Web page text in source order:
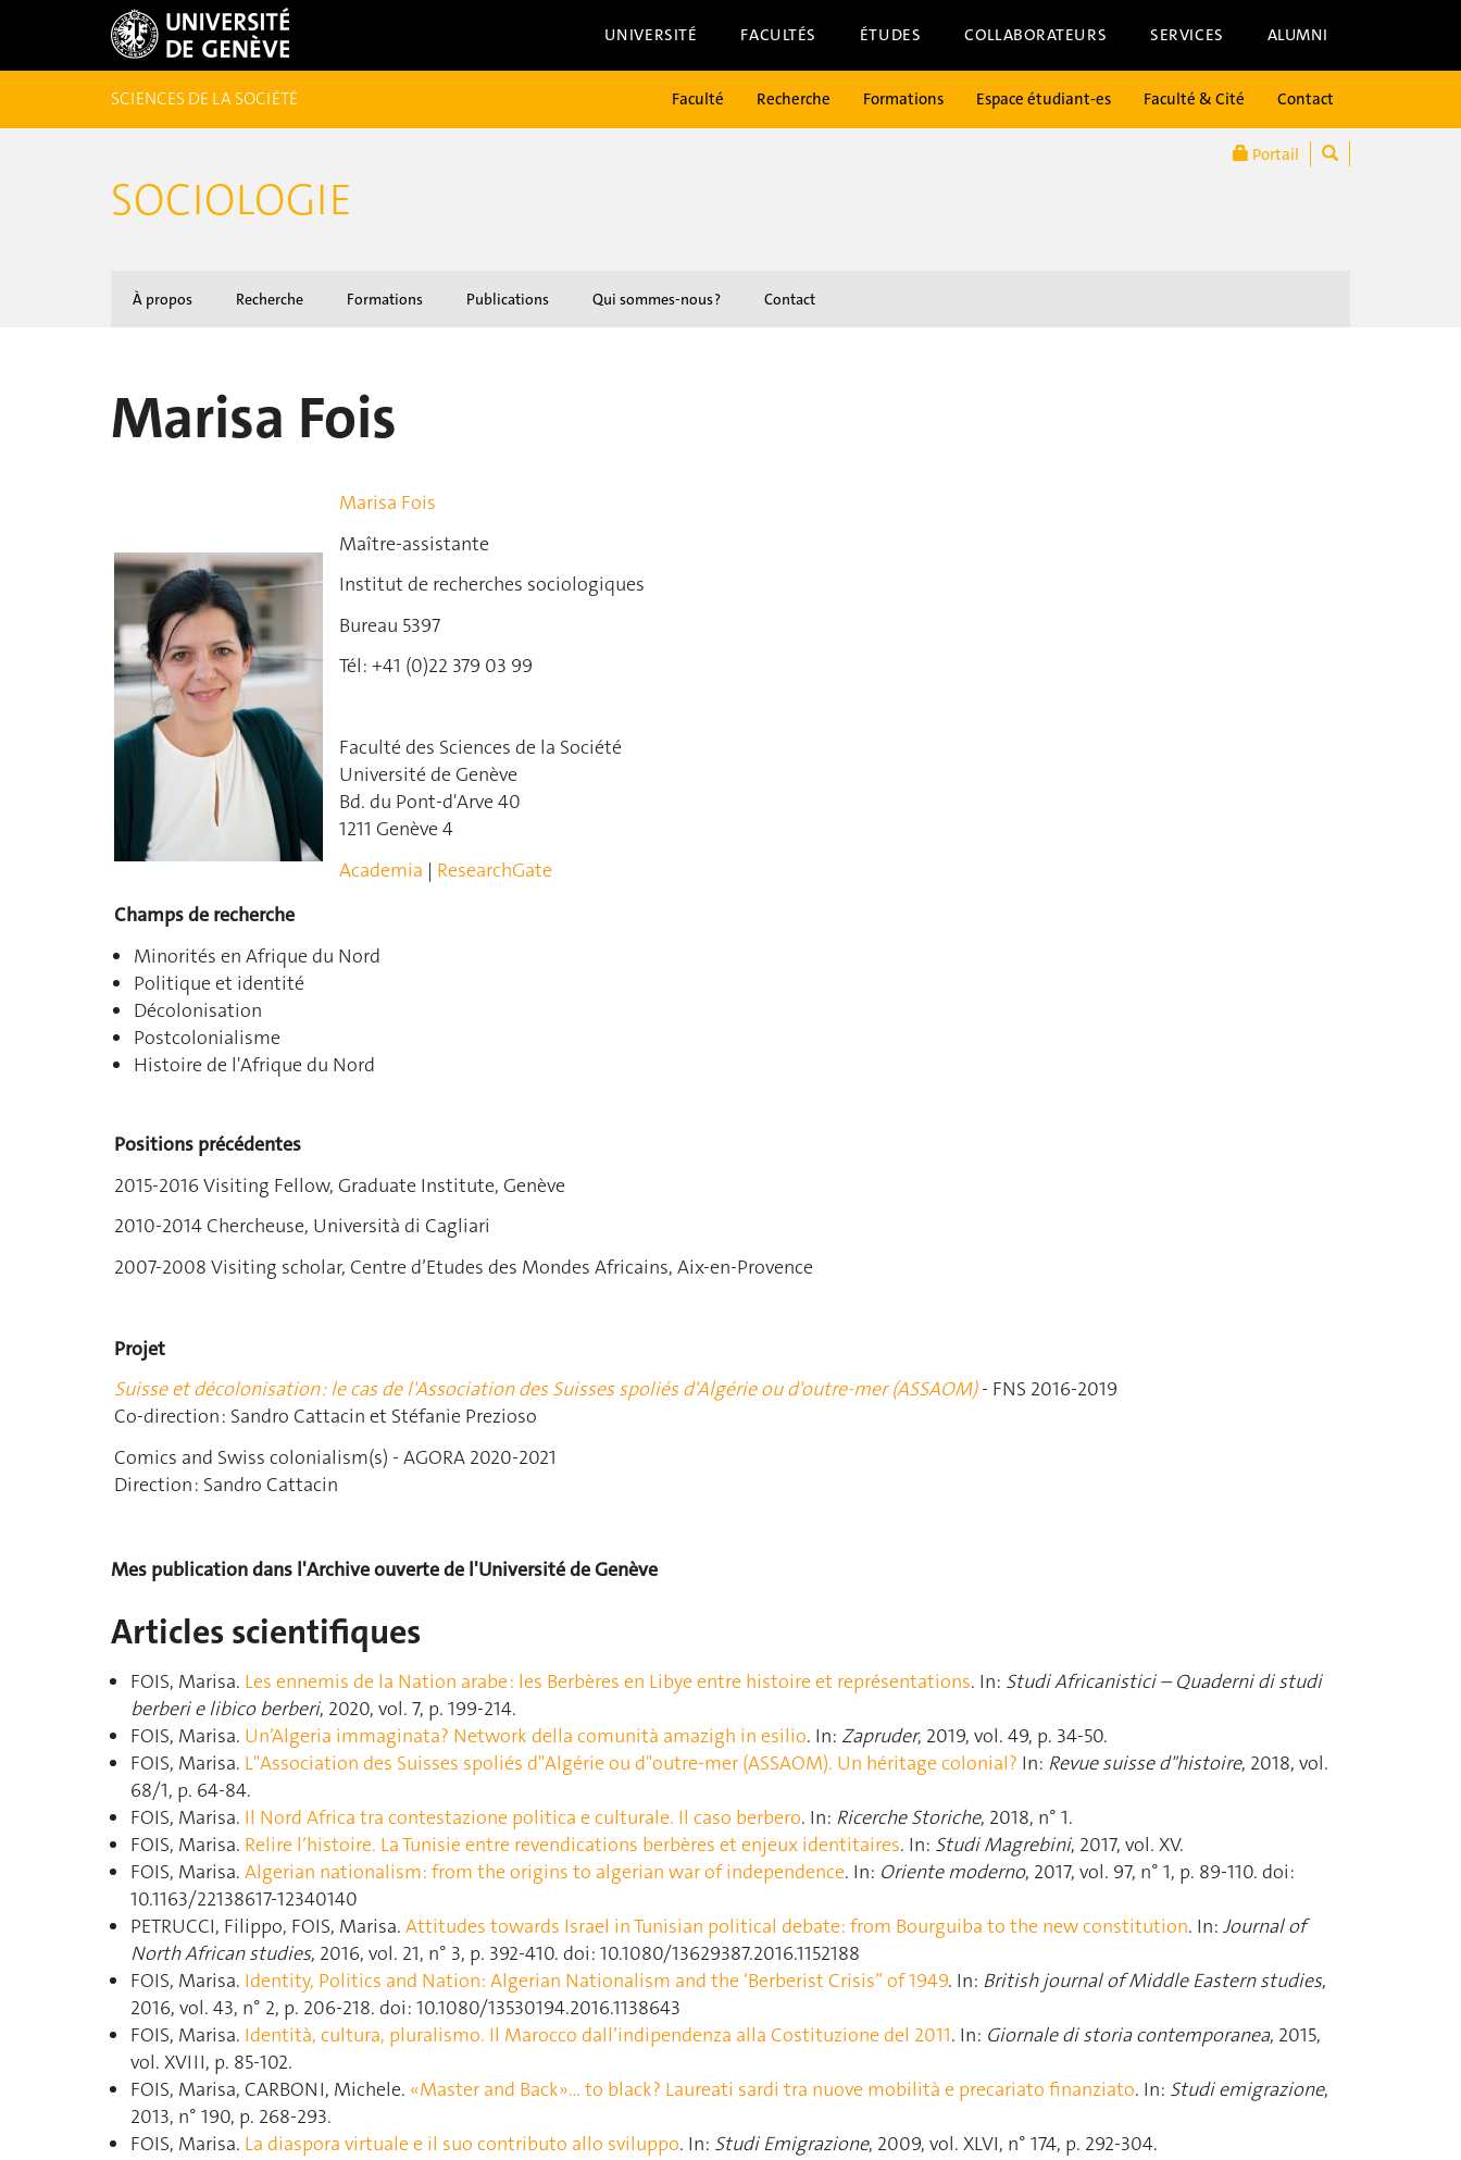
UNIVERSITÉ FACULTÉS ÉTUDES COLLABORATEURS SERVICES ALUMNI
Portail
SCIENCES DE LA SOCIÉTÉ Faculté Recherche Formations Espace étudiant-es Faculté & Cité Contact
SOCIOLOGIE
À propos Recherche Formations Publications Qui sommes-nous ? Contact
Marisa Fois
Marisa Fois
Maître-assistante
Institut de recherches sociologiques
Bureau 5397
Tél: +41 (0)22 379 03 99
Faculté des Sciences de la Société
Université de Genève
Bd. du Pont-d'Arve 40
1211 Genève 4
Academia | ResearchGate
Champs de recherche
Minorités en Afrique du Nord
Politique et identité
Décolonisation
Postcolonialisme
Histoire de l'Afrique du Nord
Positions précédentes
2015-2016 Visiting Fellow, Graduate Institute, Genève
2010-2014 Chercheuse, Università di Cagliari
2007-2008 Visiting scholar, Centre d’Etudes des Mondes Africains, Aix-en-Provence
Projet
Suisse et décolonisation : le cas de l'Association des Suisses spoliés d'Algérie ou d'outre-mer (ASSAOM)- FNS 2016-2019
Co-direction : Sandro Cattacin et Stéfanie Prezioso
Comics and Swiss colonialism(s) - AGORA 2020-2021
Direction : Sandro Cattacin
Mes publication dans l'Archive ouverte de l'Université de Genève
Articles scientifiques
FOIS, Marisa. Les ennemis de la Nation arabe : les Berbères en Libye entre histoire et représentations. In: Studi Africanistici – Quaderni di studi
berberi e libico berberi, 2020, vol. 7, p. 199‑214.
FOIS, Marisa. Un’Algeria immaginata? Network della comunità amazigh in esilio. In: Zapruder, 2019, vol. 49, p. 34‑50.
FOIS, Marisa. L"Association des Suisses spoliés d"Algérie ou d"outre-mer (ASSAOM). Un héritage colonial? In: Revue suisse d"histoire, 2018, vol.
68/1, p. 64‑84.
FOIS, Marisa. Il Nord Africa tra contestazione politica e culturale. Il caso berbero. In: Ricerche Storiche, 2018, n° 1.
FOIS, Marisa. Relire l’histoire. La Tunisie entre revendications berbères et enjeux identitaires. In: Studi Magrebini, 2017, vol. XV.
FOIS, Marisa. Algerian nationalism: from the origins to algerian war of independence. In: Oriente moderno, 2017, vol. 97, n° 1, p. 89‑110. doi:
10.1163/22138617-12340140
PETRUCCI, Filippo, FOIS, Marisa. Attitudes towards Israel in Tunisian political debate: from Bourguiba to the new constitution. In: Journal of
North African studies, 2016, vol. 21, n° 3, p. 392‑410. doi: 10.1080/13629387.2016.1152188
FOIS, Marisa. Identity, Politics and Nation: Algerian Nationalism and the ‘Berberist Crisis” of 1949. In: British journal of Middle Eastern studies,
2016, vol. 43, n° 2, p. 206‑218. doi: 10.1080/13530194.2016.1138643
FOIS, Marisa. Identità, cultura, pluralismo. Il Marocco dall’indipendenza alla Costituzione del 2011. In: Giornale di storia contemporanea, 2015,
vol. XVIII, p. 85‑102.
FOIS, Marisa, CARBONI, Michele. «Master and Back»… to black? Laureati sardi tra nuove mobilità e precariato finanziato. In: Studi emigrazione,
2013, n° 190, p. 268‑293.
FOIS, Marisa. La diaspora virtuale e il suo contributo allo sviluppo. In: Studi Emigrazione, 2009, vol. XLVI, n° 174, p. 292‑304.